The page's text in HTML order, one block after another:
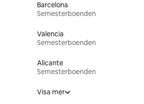
Barcelona
Semesterboenden
Valencia
Semesterboenden
Alicante
Semesterboenden
Visa mer